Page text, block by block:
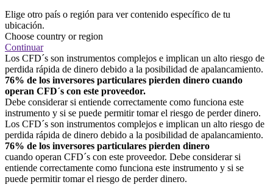
Elige otro país o región para ver contenido específico de tu
ubicación.
Choose country or region
Continuar
Los CFD´s son instrumentos complejos e implican un alto riesgo de
perdida rápida de dinero debido a la posibilidad de apalancamiento.
76% de los inversores particulares pierden dinero cuando
operan CFD´s con este proveedor.
Debe considerar si entiende correctamente como funciona este
instrumento y si se puede permitir tomar el riesgo de perder dinero.
Los CFD´s son instrumentos complejos e implican un alto riesgo de
perdida rápida de dinero debido a la posibilidad de apalancamiento.
76% de los inversores particulares pierden dinero
cuando operan CFD´s con este proveedor. Debe considerar si
entiende correctamente como funciona este instrumento y si se
puede permitir tomar el riesgo de perder dinero.